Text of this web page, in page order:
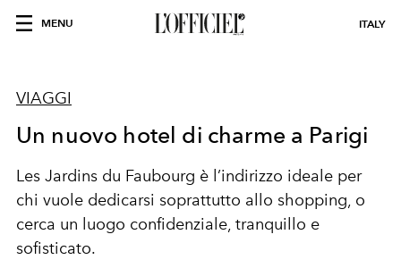
MENU ITALY
VIAGGI
Un nuovo hotel di charme a Parigi
Les Jardins du Faubourg è l’indirizzo ideale per
chi vuole dedicarsi soprattutto allo shopping, o
cerca un luogo confidenziale, tranquillo e
sofisticato.